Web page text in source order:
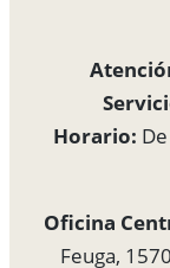
Horario:
Oficina
Feuga,